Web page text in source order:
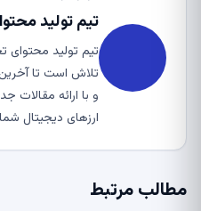
تیم تولید محتوا
تیم تولید محتوای
تلاش است تا
و با ارائه مقالات
ارزهای دیجیتال
مطالب مرتبط